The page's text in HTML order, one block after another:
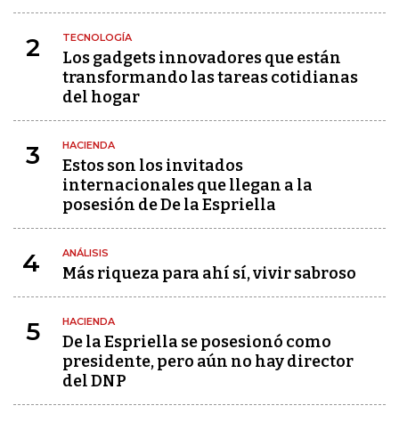
2 TECNOLOGÍA
Los gadgets innovadores que están
transformando las tareas cotidianas
del hogar
3 HACIENDA
Estos son los invitados
internacionales que llegan a la
posesión de De la Espriella
4 ANÁLISIS
Más riqueza para ahí sí, vivir sabroso
5 HACIENDA
De la Espriella se posesionó como
presidente, pero aún no hay director
del DNP